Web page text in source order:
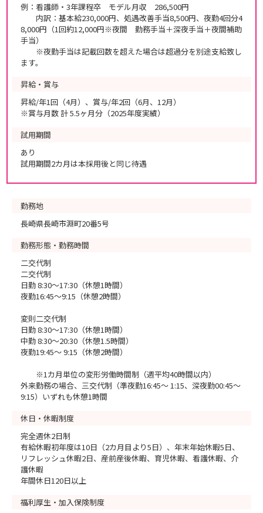
例：看護師・3年課程卒 モデル月収 286,500円
内訳：基本給230,000円、処遇改善手当8,500円、夜勤4回分4
8,000円（1回約12,000円※夜間 勤務手当＋深夜手当＋夜間補助
手当）
※夜勤手当は記載回数を超えた場合は超過分を別途支給致し
ます。
昇給・賞与
昇給/年1回（4月）、賞与/年2回（6月、12月）
※賞与月数 計 5.5ヶ月分（2025年度実績）
試用期間
あり
試用期間2カ月は本採用後と同じ待遇
勤務地
長崎県長崎市淵町20番5号
勤務形態・勤務時間
二交代制
二交代制
日勤 8:30～17:30（休憩1時間）
夜勤16:45～9:15（休憩2時間）
変則二交代制
日勤 8:30～17:30（休憩1時間）
中勤 8:30～20:30（休憩1.5時間）
夜勤19:45～ 9:15（休憩2時間）
※1カ月単位の変形労働時間制（週平均40時間以内）
外来勤務の場合、三交代制（準夜勤16:45～ 1:15、深夜勤00:45～
9:15）いずれも休憩1時間
休日・休暇制度
完全週休2日制
有給休暇初年度は10日（2カ月目より5日）、年末年始休暇5日、
リフレッシュ休暇2日、産前産後休暇、育児休暇、看護休暇、介
護休暇
年間休日120日以上
福利厚生・加入保険制度